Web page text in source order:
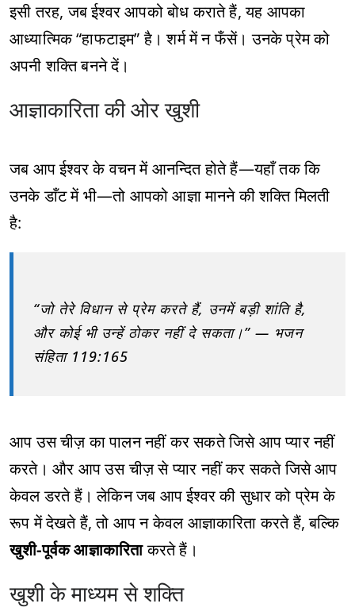
इसी तरह, जब ईश्वर आपको बोध कराते हैं, यह आपका
आध्यात्मिक “हाफटाइम” है। शर्म में न फँसें। उनके प्रेम को
अपनी शक्ति बनने दें।
आज्ञाकारिता की ओर खुशी
जब आप ईश्वर के वचन में आनन्दित होते हैं—यहाँ तक कि
उनके डाँट में भी—तो आपको आज्ञा मानने की शक्ति मिलती
है:
“जो तेरे विधान से प्रेम करते हैं, उनमें बड़ी शांति है,
और कोई भी उन्हें ठोकर नहीं दे सकता।” — भजन
संहिता 119:165
आप उस चीज़ का पालन नहीं कर सकते जिसे आप प्यार नहीं
करते। और आप उस चीज़ से प्यार नहीं कर सकते जिसे आप
केवल डरते हैं। लेकिन जब आप ईश्वर की सुधार को प्रेम के
रूप में देखते हैं, तो आप न केवल आज्ञाकारिता करते हैं, बल्कि
खुशी-पूर्वक आज्ञाकारिताकरते हैं।
खुशी के माध्यम से शक्ति